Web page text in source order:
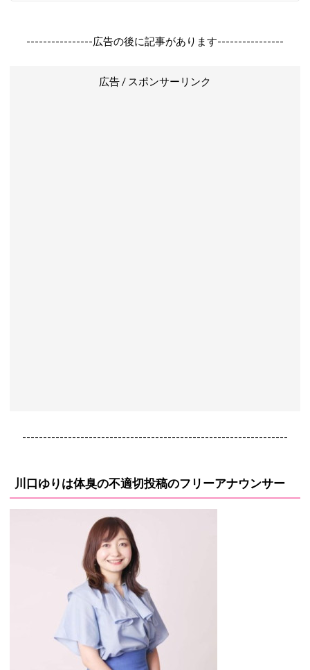
----------------広告の後に記事があります----------------
広告 / スポンサーリンク
----------------------------------------------------------------
川口ゆりは体臭の不適切投稿のフリーアナウンサー